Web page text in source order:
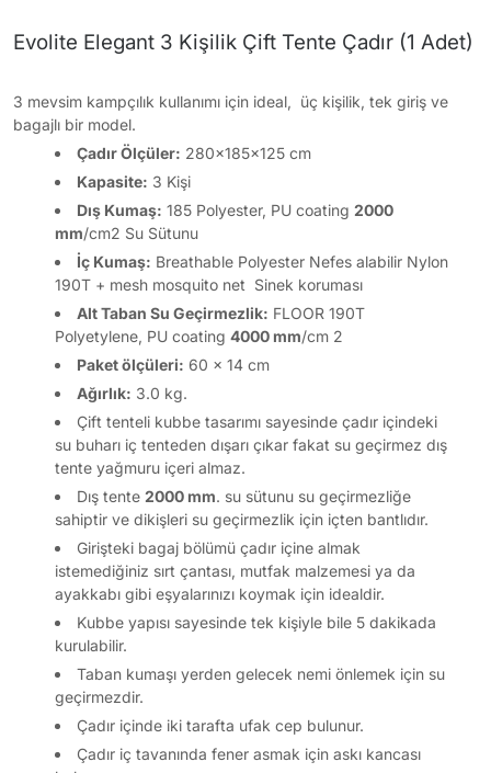
Evolite Elegant 3 Kişilik Çift Tente Çadır (1 Adet)
3 mevsim kampçılık kullanımı için ideal, üç kişilik, tek giriş ve
bagajlı bir model.
Çadır Ölçüler: 280x185x125 cm
Kapasite: 3 Kişi
Dış Kumaş: 185 Polyester, PU coating 2000
mm/cm2 Su Sütunu
İç Kumaş: Breathable Polyester Nefes alabilir Nylon
190T + mesh mosquito net Sinek koruması
Alt Taban Su Geçirmezlik: FLOOR 190T
Polyetylene, PU coating 4000 mm/cm 2
Paket ölçüleri: 60 x 14 cm
Ağırlık: 3.0 kg.
Çift tenteli kubbe tasarımı sayesinde çadır içindeki
su buharı iç tenteden dışarı çıkar fakat su geçirmez dış
tente yağmuru içeri almaz.
Dış tente 2000 mm. su sütunu su geçirmezliğe
sahiptir ve dikişleri su geçirmezlik için içten bantlıdır.
Girişteki bagaj bölümü çadır içine almak
istemediğiniz sırt çantası, mutfak malzemesi ya da
ayakkabı gibi eşyalarınızı koymak için idealdir.
Kubbe yapısı sayesinde tek kişiyle bile 5 dakikada
kurulabilir.
Taban kumaşı yerden gelecek nemi önlemek için su
geçirmezdir.
Çadır içinde iki tarafta ufak cep bulunur.
Çadır iç tavanında fener asmak için askı kancası